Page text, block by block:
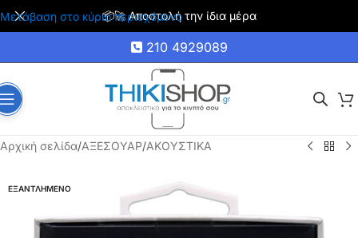
Μετάβαση στο κύριο περιεχόμενο
🚚 Δωρεάν μεταφορικά για αγορές άνω των 35€
210 4929089
Αρχική σελίδα/ΑΞΕΣΟΥΑΡ/ΑΚΟΥΣΤΙΚΑ
ΕΞΑΝΤΛΗΜΕΝΟ